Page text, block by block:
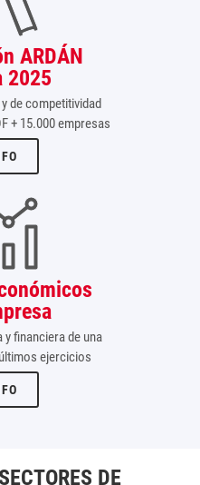
ARDÁN
2025
de competitividad
+ 15.000 empresas
financiera de una
ejercicios
DE